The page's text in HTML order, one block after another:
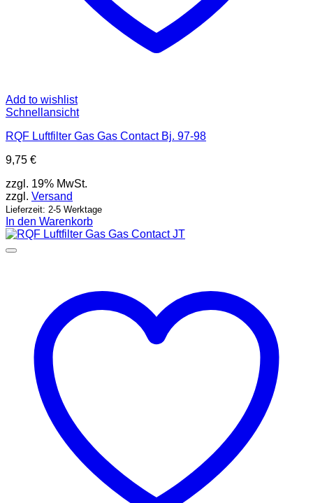
Add to wishlist
Schnellansicht
RQF Luftfilter Gas Gas Contact Bj. 97-98
9,75 €
zzgl. 19% MwSt.
zzgl. Versand
Lieferzeit: 2-5 Werktage
In den Warenkorb